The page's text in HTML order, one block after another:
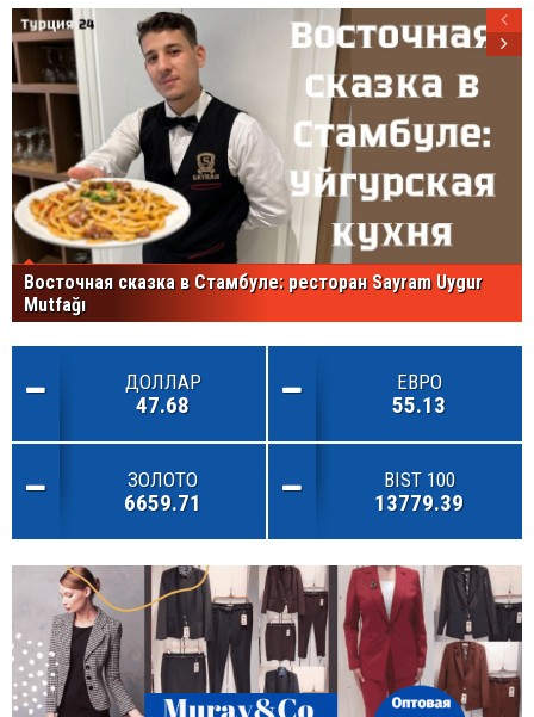
Восточная сказка в Стамбуле: ресторан Sayram Uygur
Mutfağı
ДОЛЛАР
47.68
ЕВРО
55.13
ЗОЛОТО
6659.71
BIST 100
13779.39